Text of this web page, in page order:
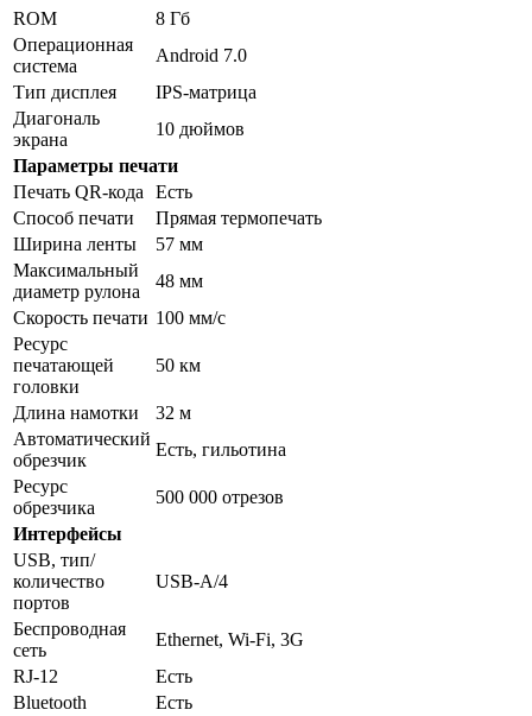
ROM
8 Гб
Операционная
система
Android 7.0
Тип дисплея
IPS-матрица
Диагональ
экрана
10 дюймов
Параметры печати
Печать QR-кода
Есть
Способ печати
Прямая термопечать
Ширина ленты
57 мм
Максимальный
диаметр рулона
48 мм
Скорость печати 100 мм/с
Ресурс
печатающей
головки
50 км
Длина намотки
32 м
Автоматический
обрезчик
Есть, гильотина
Ресурс
обрезчика
500 000 отрезов
Интерфейсы
USB, тип/
количество
портов
USB-A/4
Беспроводная
сеть
Ethernet, Wi-Fi, 3G
RJ-12
Есть
Bluetooth
Есть